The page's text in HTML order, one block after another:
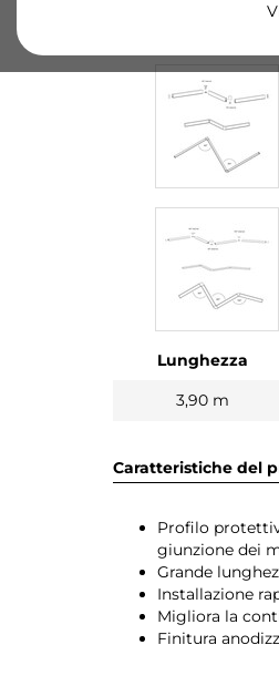
Lunghezza
3,90 m
Caratteristiche del
Profilo
giunzione dei
Grande
Installazione
Migliora la
Finitura